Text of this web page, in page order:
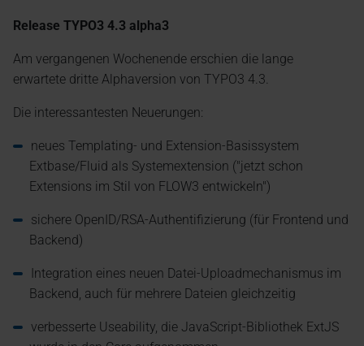
Release TYPO3 4.3 alpha3
Am vergangenen Wochenende erschien die lange
erwartete dritte Alphaversion von TYPO3 4.3.
Die interessantesten Neuerungen:
neues Templating- und Extension-Basissystem
Extbase/Fluid als Systemextension ("jetzt schon
Extensions im Stil von FLOW3 entwickeln")
sichere OpenID/RSA-Authentifizierung (für Frontend und
Backend)
Integration eines neuen Datei-Uploadmechanismus im
Backend, auch für mehrere Dateien gleichzeitig
verbesserte Useability, die JavaScript-Bibliothek ExtJS